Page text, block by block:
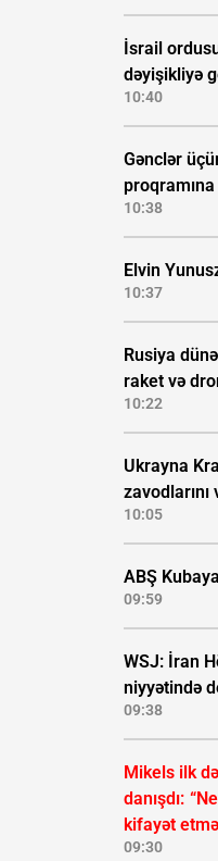
İsrail
dəyişikliyə
10:40
Gənclər
10:38
Elvin
10:37
Rusiya
raket və
10:22
Ukrayna
zavodlarını
10:05
ABŞ
09:59
WSJ: İran
niyyətində
09:38
Mikels ilk
danışdı:
kifayət
09:30